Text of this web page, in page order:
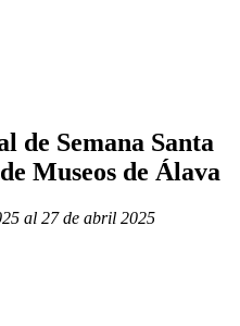
de Semana Santa
Museos de Álava
al 27 de abril 2025